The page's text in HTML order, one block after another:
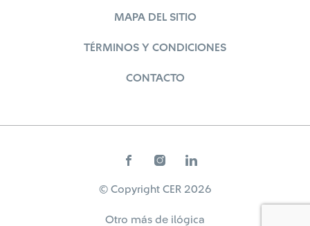
MAPA DEL SITIO
TÉRMINOS Y CONDICIONES
CONTACTO
© Copyright CER 2026
Otro más de ilógica